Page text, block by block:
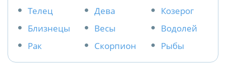
Телец
Близнецы
Рак
Дева
Весы
Скорпион
Козерог
Водолей
Рыбы